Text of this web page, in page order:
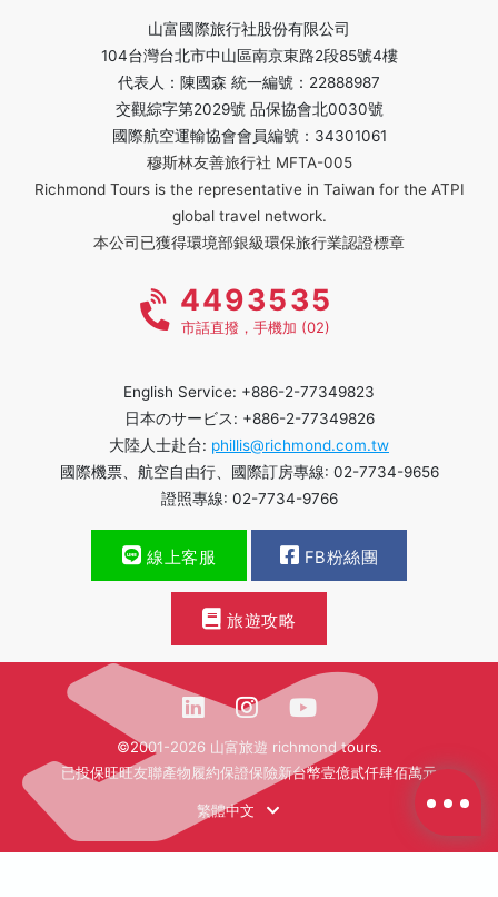
山富國際旅行社股份有限公司
104台灣台北市中山區南京東路2段85號4樓
代表人：陳國森 統一編號：22888987
交觀綜字第2029號 品保協會北0030號
國際航空運輸協會會員編號：34301061
穆斯林友善旅行社 MFTA-005
Richmond Tours is the representative in Taiwan for the ATPI
global travel network.
本公司已獲得環境部銀級環保旅行業認證標章
4493535
市話直撥，手機加 (02)
English Service: +886-2-77349823
日本のサービス: +886-2-77349826
大陸人士赴台: phillis@richmond.com.tw
國際機票、航空自由行、國際訂房專線: 02-7734-9656
證照專線: 02-7734-9766
線上客服 FB粉絲團
旅遊攻略
©2001-2026 山富旅遊 richmond tours.
已投保旺旺友聯產物履約保證保險新台幣壹億貳仟肆佰萬元
繁體中文